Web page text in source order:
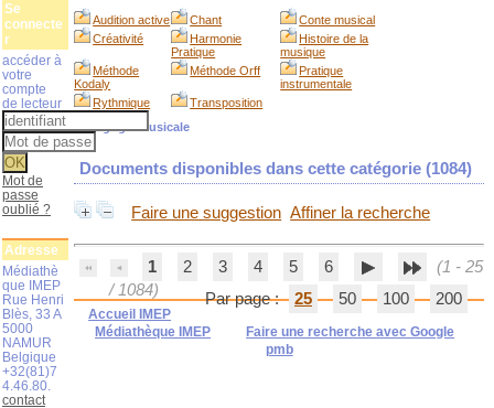
Audition active Chant
Conte musical
Créativité
Harmonie
Pratique
Histoire de la
musique
Méthode
Kodaly
Méthode Orff
Pratique
instrumentale
Rythmique
Transposition
Pédagogie Musicale
Documents disponibles dans cette catégorie (1084)
Faire une suggestion Affiner la recherche
1 2 3 4 5 6
(1 - 25
/ 1084)
Par page : 25 50 100 200
Accueil IMEP
Médiathèque IMEP
Faire une recherche avec Google
pmb
Se
connecte
r
accéder à
votre
compte
de lecteur
Mot de
passe
oublié ?
Adresse
Médiathè
que IMEP
Rue Henri
Blès, 33 A
5000
NAMUR
Belgique
+32(81)7
4.46.80.
contact